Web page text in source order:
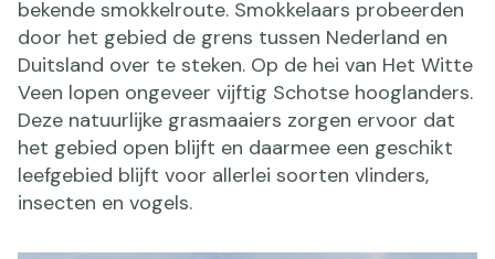
bekende smokkelroute. Smokkelaars probeerden
door het gebied de grens tussen Nederland en
Duitsland over te steken. Op de hei van Het Witte
Veen lopen ongeveer vijftig Schotse hooglanders.
Deze natuurlijke grasmaaiers zorgen ervoor dat
het gebied open blijft en daarmee een geschikt
leefgebied blijft voor allerlei soorten vlinders,
insecten en vogels.